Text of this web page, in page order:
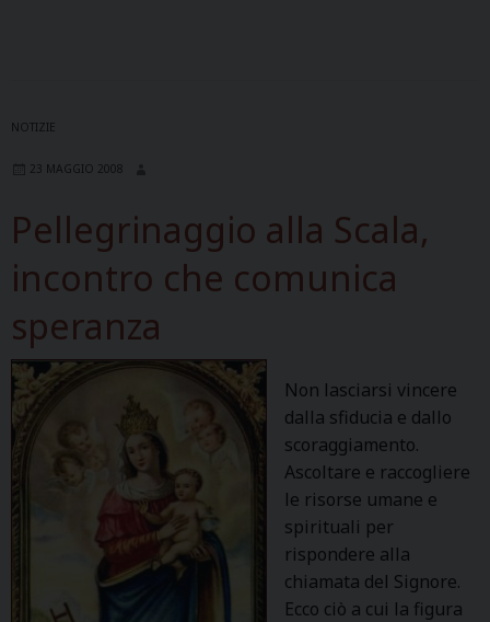
NOTIZIE
23 MAGGIO 2008
Pellegrinaggio alla Scala,
incontro che comunica
speranza
Non lasciarsi vincere
dalla sfiducia e dallo
scoraggiamento.
Ascoltare e raccogliere
le risorse umane e
spirituali per
rispondere alla
chiamata del Signore.
Ecco ciò a cui la figura